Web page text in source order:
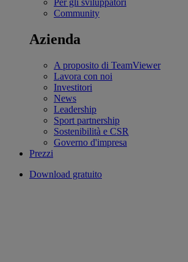
Per gli sviluppatori
Community
Azienda
A proposito di TeamViewer
Lavora con noi
Investitori
News
Leadership
Sport partnership
Sostenibilità e CSR
Governo d'impresa
Prezzi
Download gratuito